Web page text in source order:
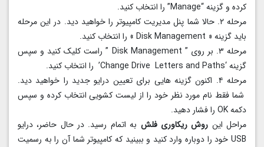
کرده و گزینه “Manage” را انتخاب کنید.
مرحله ۲. حالا شما پنل مدیریت کامپیوتر را خواهید دید. در این مرحله
باید گزینه « Disk Management » را انتخاب کنید.
مرحله ۳. بر روی ” Disk Management ” راست کلیک کنید و سپس
گزینه ‘Change Drive Letters and Paths’ را انتخاب کنید.
مرحله ۴. اکنون گزینه هایی برای تعیین درایو جدید را خواهید دید.
شما فقط نام مورد نظر خود را از لیست کشویی انتخاب کرده و سپس
دکمه OK را فشار دهید.
مراحل این روش ریکاوری فلشبه اتمام رسید. در حال حاضر، درایو
USB خود را دوباره وارد کنید و ببینید که کامپیوتر شما آن را به رسمیت